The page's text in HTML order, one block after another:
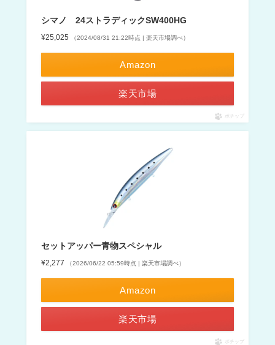
シマノ 24ストラディックSW400HG
¥25,025 （2024/08/31 21:22時点 | 楽天市場調べ）
Amazon
楽天市場
ポチップ
セットアッパー青物スペシャル
¥2,277 （2026/06/22 05:59時点 | 楽天市場調べ）
Amazon
楽天市場
ポチップ